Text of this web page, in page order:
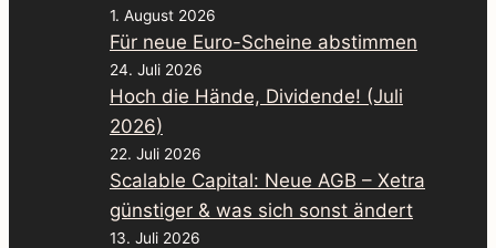
1. August 2026
Für neue Euro-Scheine abstimmen
24. Juli 2026
Hoch die Hände, Dividende! (Juli
2026)
22. Juli 2026
Scalable Capital: Neue AGB – Xetra
günstiger & was sich sonst ändert
13. Juli 2026